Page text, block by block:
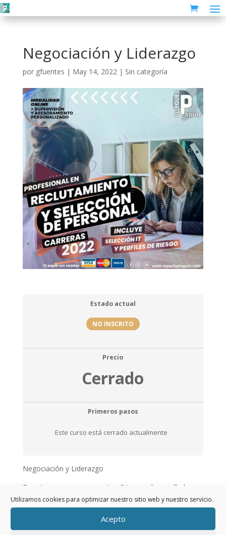
Utilizamos cookies para optimizar nuestro sitio web y nuestro servicio.
Acepto
Negociación y Liderazgo
por gfuentes | May 14, 2022| Sin categoría
Estado actual
NO INSCRITO
Precio
Cerrado
Primeros pasos
Este curso está cerrado actualmente
Negociación y Liderazgo
En este curso veremos estos 2 temas desarrollados
por el Profesor Gonzalo Fuentes en Clases Online
brindadas a estudiantes de Espacio Pliegues
Veremos el Modelo de Liderazgo de Kouzes y Posner